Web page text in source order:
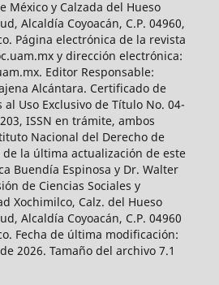
México y Calzada del Hueso
Alcaldía Coyoacán, C.P. 04960,
Página electrónica de la revista
y dirección electrónica:
Editor Responsable:
Alcántara. Certificado de
al Uso Exclusivo de Título No. 04-
ISSN en trámite, ambos
Nacional del Derecho de
de la última actualización de este
Buendía Espinosa y Dr. Walter
de Ciencias Sociales y
Xochimilco, Calz. del Hueso
Alcaldía Coyoacán, C.P. 04960
Fecha de última modificación:
2026. Tamaño del archivo 7.1